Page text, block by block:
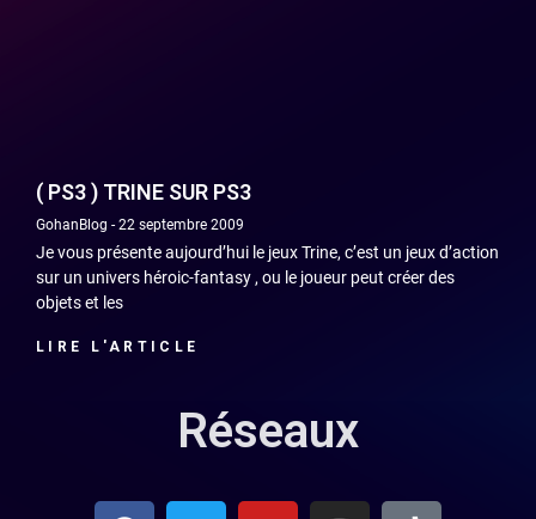
( PS3 ) TRINE SUR PS3
GohanBlog 22 septembre 2009
Je vous présente aujourd’hui le jeux Trine, c’est un jeux d’action
sur un univers héroic-fantasy , ou le joueur peut créer des
objets et les
LIRE L'ARTICLE
Réseaux